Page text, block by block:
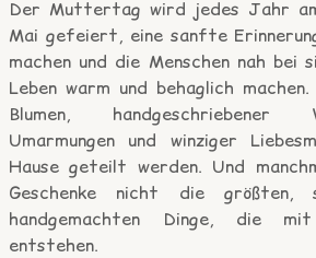
Der Muttertag wird jedes Jahr
Mai gefeiert, eine sanfte
machen und die Menschen nah bei
Leben warm und behaglich
Blumen, handgeschriebener
Umarmungen und winziger
Hause geteilt werden. Und
Geschenke nicht die größten,
handgemachten Dinge, die
entstehen.